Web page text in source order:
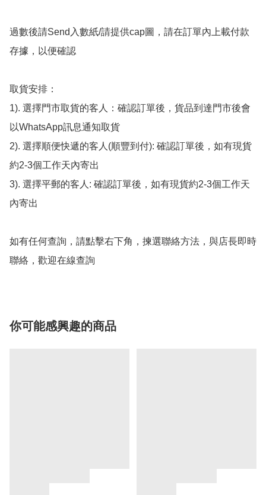
過數後請Send入數紙/請提供cap圖，請在訂單內上載付款
存據，以便確認
取貨安排：
1). 選擇門市取貨的客人：確認訂單後，貨品到達門市後會
以WhatsApp訊息通知取貨
2). 選擇順便快遞的客人(順豐到付): 確認訂單後，如有現貨
約2-3個工作天內寄出
3). 選擇平郵的客人: 確認訂單後，如有現貨約2-3個工作天
內寄出
如有任何查詢，請點擊右下角，揀選聯絡方法，與店長即時
聯絡，歡迎在線查詢
你可能感興趣的商品